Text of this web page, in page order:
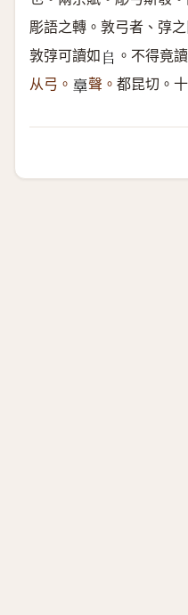
彫語之轉。敦弓者、弴
敦弴可讀如𠂤 。不得竟
从弓。 𦎧 聲。 都昆切。